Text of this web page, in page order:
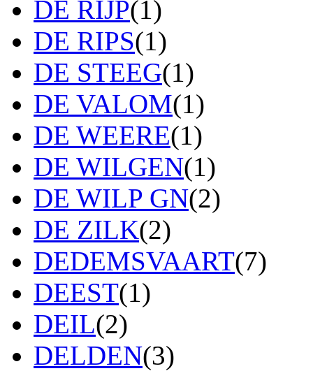
DE RIJP(1)
DE RIPS(1)
DE STEEG(1)
DE VALOM(1)
DE WEERE(1)
DE WILGEN(1)
DE WILP GN(2)
DE ZILK(2)
DEDEMSVAART(7)
DEEST(1)
DEIL(2)
DELDEN(3)